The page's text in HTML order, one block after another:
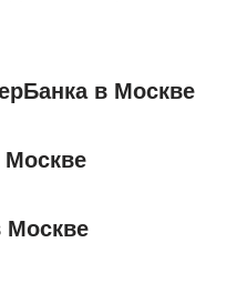
в Москве
Москве